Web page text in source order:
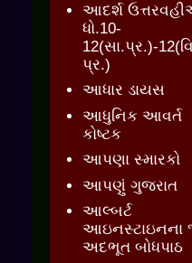
આદર્શ
ધો.10-
12(સા.પ્ર.)-
પ્ર.)
આધાર ડાયસ
આધુનિક આવર્ત
કોષ્ટક
આપણા સ્મારકો
આપણું ગુજરાત
આલ્બર્ટ
આઇનસ્ટાઇનના
અદભૂત બોધપાઠ